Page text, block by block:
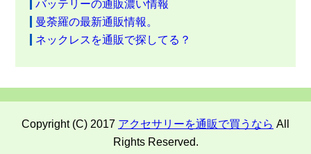
バッテリーの通販濃い情報
曼荼羅の最新通販情報。
ネックレスを通販で探してる？
Copyright (C) 2017 アクセサリーを通販で買うなら All
Rights Reserved.